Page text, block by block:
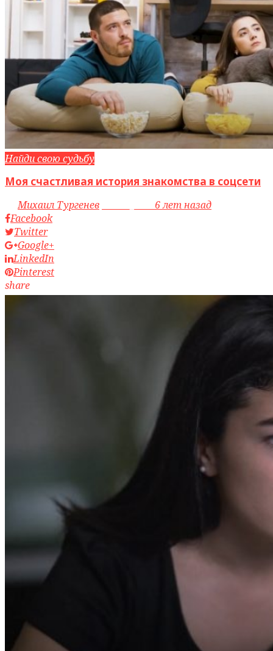
Найди свою судьбу
Моя счастливая история знакомства в соцсети
byМихаил Тургенев
6 лет назад
Facebook
Twitter
Google+
LinkedIn
Pinterest
share